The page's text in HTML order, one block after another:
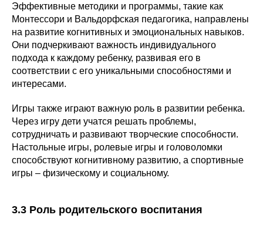
Эффективные методики и программы, такие как
Монтессори и Вальдорфская педагогика, направлены
на развитие когнитивных и эмоциональных навыков.
Они подчеркивают важность индивидуального
подхода к каждому ребенку, развивая его в
соответствии с его уникальными способностями и
интересами.
Игры также играют важную роль в развитии ребенка.
Через игру дети учатся решать проблемы,
сотрудничать и развивают творческие способности.
Настольные игры, ролевые игры и головоломки
способствуют когнитивному развитию, а спортивные
игры – физическому и социальному.
3.3 Роль родительского воспитания